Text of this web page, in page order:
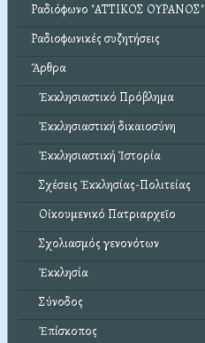
Ραδιόφωνο "ΑΤΤΙΚΟΣ ΟΥΡΑΝΟΣ"
Ραδιοφωνικές συζητήσεις
Ἄρθρα
Ἐκκλησιαστικό Πρόβλημα
Ἐκκλησιαστική δικαιοσύνη
Ἐκκλησιαστική Ἱστορία
Σχέσεις Ἐκκλησίας-Πολιτείας
Οἰκουμενικό Πατριαρχεῖο
Σχολιασμός γενονότων
Ἐκκλησία
Σύνοδος
Ἐπίσκοπος